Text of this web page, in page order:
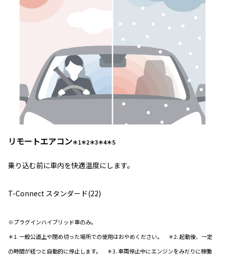
リモートエアコン＊1＊2＊3＊4＊5
乗り込む前に車内を快適温度にします。
T-Connect スタンダード(22)
※プラグインハイブリッド車のみ。
＊1. 一般公道上や閉め切った場所での使用はおやめください。 ＊2. 起動後、一定
の時間が経つと自動的に停止します。 ＊3. 車両停止中にエンジンをみだりに稼働